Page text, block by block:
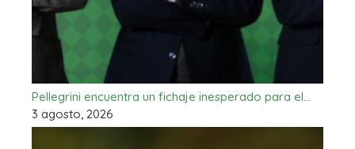
Pellegrini encuentra un fichaje inesperado para el…
3 agosto, 2026